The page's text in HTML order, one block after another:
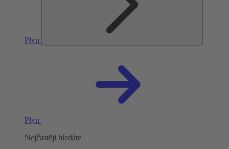
Plyn
Plyn
Nejčastěji hledáte